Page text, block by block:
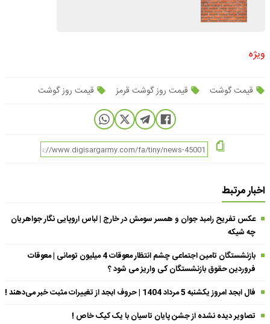
ویژه
قیمت گوشت قیمت روز گوشت قرمز قیمت روز گوشت
اخبار مرتبط
عکس تفریح رامبد جوان و همسر سومش در خارج | لباس اروپایی نگار جواهریان
چه شیکه
بازنشستگان تامین اجتماعی چشم انتظار معوقات 4 میلیون تومانی | معوقات
فروردین حقوق بازنشستگان کی واریز می شود ؟
فال ابجد امروز یکشنبه 5 مرداد 1404 | حروف ابجد از تغییرات مثبت خبر می‌دهند !
تصاویر دیده نشده از جشن پایان تاسیان با یک کیک خاص !